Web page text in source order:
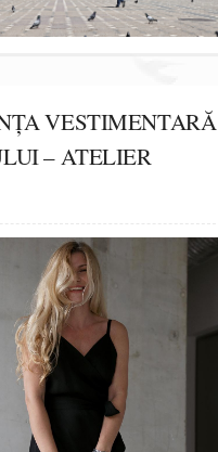
VESTIMENTARĂ
– ATELIER